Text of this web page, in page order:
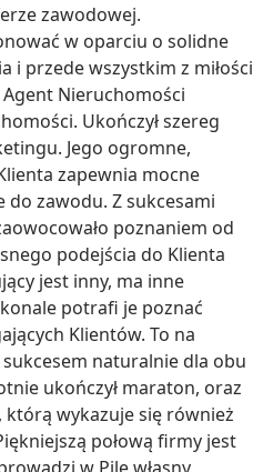
zawodowej.
w oparciu o solidne
przede wszystkim z miłości
Nieruchomości
Ukończył szereg
Jego ogromne,
zapewnia mocne
do zawodu. Z sukcesami
poznaniem od
podejścia do Klienta
jest inny, ma inne
potrafi je poznać
Klientów. To na
naturalnie dla obu
ukończył maraton, oraz
którą wykazuje się również
połową firmy jest
w Pile własny